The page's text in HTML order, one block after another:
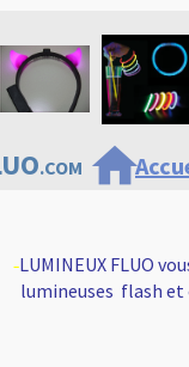
.COMhome
-LUMINEUX FLUO
lumineuses flash